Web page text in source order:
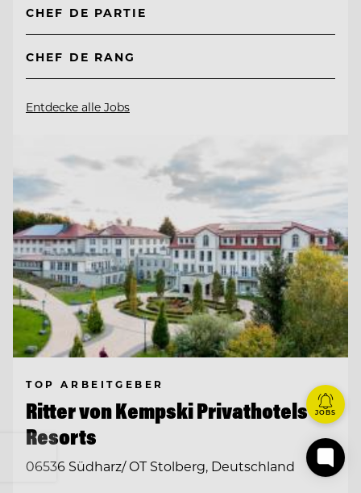
CHEF DE PARTIE
CHEF DE RANG
Entdecke alle Jobs
TOP ARBEITGEBER
Ritter von Kempski Privathotels &
Resorts
06536 Südharz/ OT Stolberg, Deutschland
JOBS